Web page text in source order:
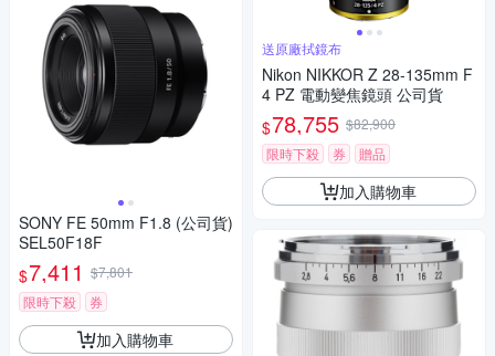
SONY FE 50mm F1.8 (公司貨)
SEL50F18F
$7,411 $7,801
限時下殺
券
加入購物車
送原廠拭鏡布
Nikon NIKKOR Z 28-135mm F
4 PZ 電動變焦鏡頭 公司貨
$78,755 $82,900
限時下殺
券 贈品
加入購物車